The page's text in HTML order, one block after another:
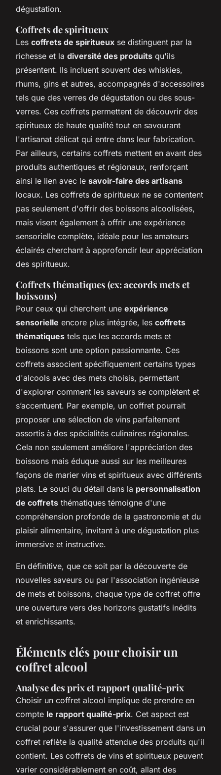
dégustation.
Coffrets de spiritueux
Les coffrets de spiritueux se distinguent par la
richesse et la diversité des produits qu'ils
présentent. Ils incluent souvent des whiskies,
rhums, gins et autres, accompagnés d'accessoires
tels que des verres de dégustation ou des sous-
verres. Ces coffrets permettent de découvrir des
spiritueux de haute qualité tout en savourant
l'artisanat délicat qui entre dans leur fabrication.
Par ailleurs, certains coffrets mettent en avant des
produits authentiques et régionaux, renforçant
ainsi le lien avec le savoir-faire des artisans
locaux. Les coffrets de spiritueux ne se contentent
pas seulement d'offrir des boissons alcoolisées,
mais visent également à offrir une expérience
sensorielle complète, idéale pour les amateurs
éclairés cherchant à approfondir leur appréciation
des spiritueux.
Coffrets thématiques (ex: accords mets et
boissons)
Pour ceux qui cherchent une expérience
sensorielle encore plus intégrée, les coffrets
thématiques tels que les accords mets et
boissons sont une option passionnante. Ces
coffrets associent spécifiquement certains types
d'alcools avec des mets choisis, permettant
d'explorer comment les saveurs se complètent et
s’accentuent. Par exemple, un coffret pourrait
proposer une sélection de vins parfaitement
assortis à des spécialités culinaires régionales.
Cela non seulement améliore l'appréciation des
boissons mais éduque aussi sur les meilleures
façons de marier vins et spiritueux avec différents
plats. Le souci du détail dans la personnalisation
de coffrets thématiques témoigne d'une
compréhension profonde de la gastronomie et du
plaisir alimentaire, invitant à une dégustation plus
immersive et instructive.
En définitive, que ce soit par la découverte de
nouvelles saveurs ou par l'association ingénieuse
de mets et boissons, chaque type de coffret offre
une ouverture vers des horizons gustatifs inédits
et enrichissants.
Éléments clés pour choisir un
coffret alcool
Analyse des prix et rapport qualité-prix
Choisir un coffret alcool implique de prendre en
compte le rapport qualité-prix. Cet aspect est
crucial pour s'assurer que l'investissement dans un
coffret reflète la qualité attendue des produits qu'il
contient. Les coffrets de vins et spiritueux peuvent
varier considérablement en coût, allant des